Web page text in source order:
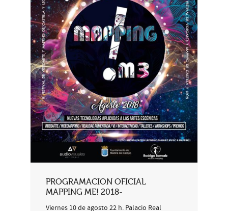
PROGRAMACION OFICIAL
MAPPING ME! 2018-
Viernes 10 de agosto 22 h. Palacio Real